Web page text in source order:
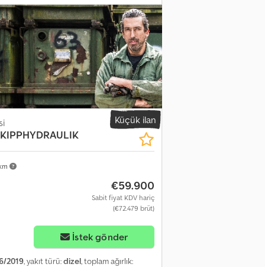
depth 10 mm Rear tires: 315/70 R22.5,
Aavef VOLVO Gold Service
Küçük ilan
€59.900
Sabit fiyat KDV hariç
(€72.479 brüt)
İstek gönder
2019, yakıt türü:dizel, toplam ağırlık: